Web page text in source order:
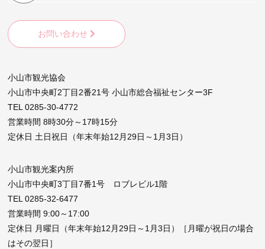
お問い合わせ
小山市観光協会
小山市中央町2丁目2番21号 小山市総合福祉センター3F
TEL 0285-30-4772
営業時間 8時30分～17時15分
定休日 土日祝日（年末年始12月29日～1月3日）
小山市観光案内所
小山市中央町3丁目7番1号 ロブレビル1階
TEL 0285-32-6477
営業時間 9:00～17:00
定休日 月曜日（年末年始12月29日～1月3日）［月曜が祝日の場合
はその翌日］